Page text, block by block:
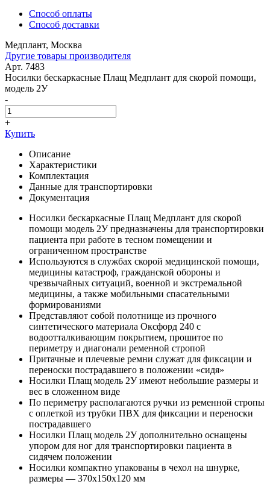
Способ оплаты
Способ доставки
Медплант, Москва
Другие товары производителя
Арт. 7483
Носилки бескаркасные Плащ Медплант для скорой помощи,
модель 2У
-
+
Купить
Описание
Характеристики
Комплектация
Данные для транспортировки
Документация
Носилки бескаркасные Плащ Медплант для скорой
помощи модель 2У предназначены для транспортировки
пациента при работе в тесном помещении и
ограниченном пространстве
Используются в службах скорой медицинской помощи,
медицины катастроф, гражданской обороны и
чрезвычайных ситуаций, военной и экстремальной
медицины, а также мобильными спасательными
формированиями
Представляют собой полотнище из прочного
синтетического материала Оксфорд 240 с
водоотталкивающим покрытием, прошитое по
периметру и диагонали ременной стропой
Притачные и плечевые ремни служат для фиксации и
переноски пострадавшего в положении «сидя»
Носилки Плащ модель 2У имеют небольшие размеры и
вес в сложенном виде
По периметру располагаются ручки из ременной стропы
с оплеткой из трубки ПВХ для фиксации и переноски
пострадавшего
Носилки Плащ модель 2У дополнительно оснащены
упором для ног для транспортировки пациента в
сидячем положении
Носилки компактно упакованы в чехол на шнурке,
размеры — 370х150х120 мм